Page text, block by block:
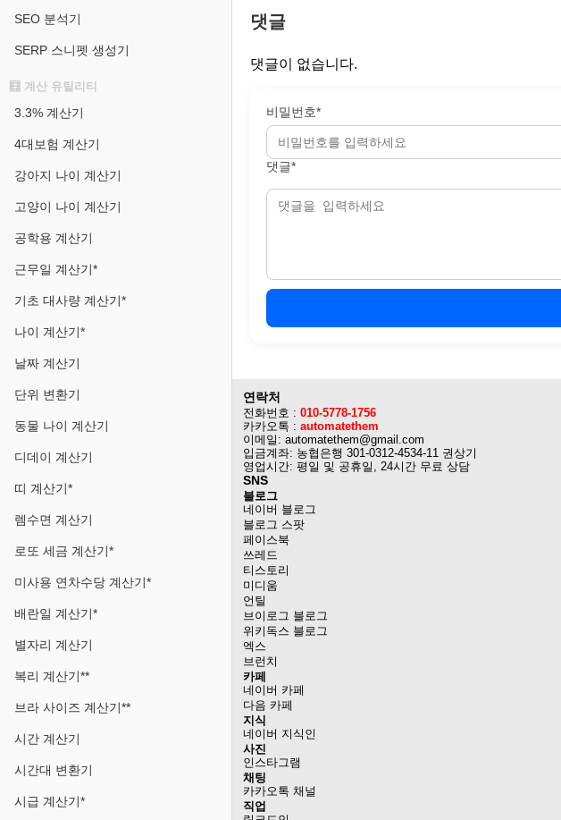
SEO 분석기
SERP 스니펫 생성기
🧮 계산 유틸리티
3.3% 계산기
4대보험 계산기
강아지 나이 계산기
고양이 나이 계산기
공학용 계산기
근무일 계산기*
기초 대사량 계산기*
나이 계산기*
날짜 계산기
단위 변환기
동물 나이 계산기
디데이 계산기
띠 계산기*
렘수면 계산기
로또 세금 계산기*
미사용 연차수당 계산기*
배란일 계산기*
별자리 계산기
복리 계산기**
브라 사이즈 계산기**
시간 계산기
시간대 변환기
시급 계산기*
댓글
댓글이 없습니다.
비밀번호*
댓글*
연락처
전화번호 : 010-5778-1756
카카오톡 : automatethem
이메일: automatethem@gmail.com
입금계좌: 농협은행 301-0312-4534-11 권상기
영업시간: 평일 및 공휴일, 24시간 무료 상담
SNS
블로그
네이버 블로그
블로그 스팟
페이스북
쓰레드
티스토리
미디움
언틸
브이로그 블로그
위키독스 블로그
엑스
브런치
카페
네이버 카페
다음 카페
지식
네이버 지식인
사진
인스타그램
채팅
카카오톡 채널
직업